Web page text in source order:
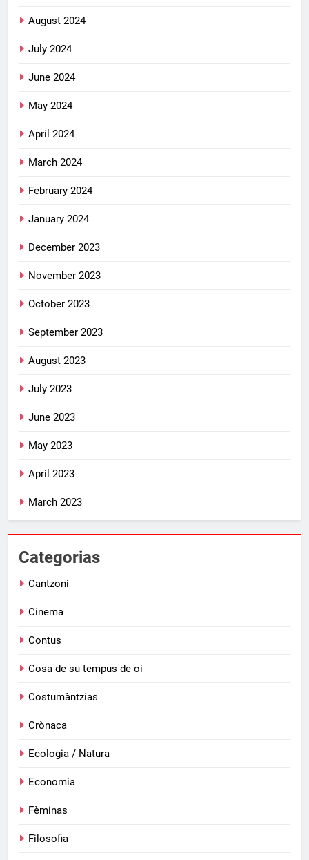
August 2024
July 2024
June 2024
May 2024
April 2024
March 2024
February 2024
January 2024
December 2023
November 2023
October 2023
September 2023
August 2023
July 2023
June 2023
May 2023
April 2023
March 2023
Categorias
Cantzoni
Cinema
Contus
Cosa de su tempus de oi
Costumàntzias
Crònaca
Ecologia / Natura
Economia
Fèminas
Filosofia